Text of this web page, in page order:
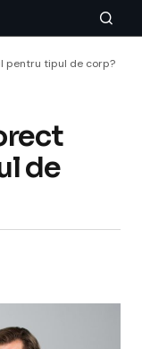
pentru tipul de corp?
de